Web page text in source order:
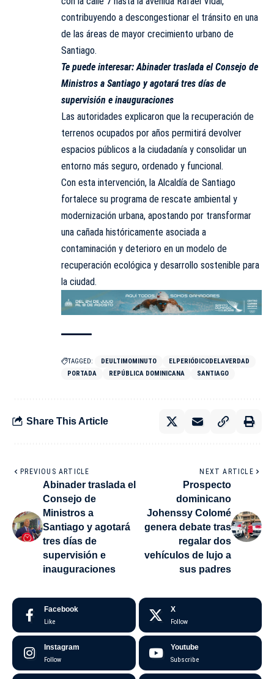
contribuyendo a descongestionar el tránsito en una
de las áreas de mayor crecimiento urbano de
Santiago.
Te puede interesar:Abinader traslada el Consejo de
Ministros a Santiago y agotará tres días de
supervisión e inauguraciones
Las autoridades explicaron que la recuperación de
terrenos ocupados por años permitirá devolver
espacios públicos a la ciudadanía y consolidar un
entorno más seguro, ordenado y funcional.
Con esta intervención, la Alcaldía de Santiago
fortalece su programa de rescate ambiental y
modernización urbana, apostando por transformar
una cañada históricamente asociada a
contaminación y deterioro en un modelo de
recuperación ecológica y desarrollo sostenible para
la ciudad.
TAGGED: DEULTIMOMINUTO
ELPERIÓDICODELAVERDAD
PORTADA
REPÚBLICA DOMINICANA SANTIAGO
Share This Article
PREVIOUS ARTICLE
Abinader traslada el
Consejo de
Ministros a
Santiago y agotará
tres días de
supervisión e
inauguraciones
NEXT ARTICLE
Prospecto
dominicano
Johenssy Colomé
genera debate tras
regalar dos
vehículos de lujo a
sus padres
Facebook
Like
X
Follow
Instagram
Follow
Youtube
Subscribe